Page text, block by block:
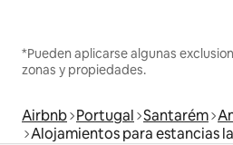
*Pueden aplicarse algunas
zonas y propiedades.
Airbnb Portugal Santarém
Alojamientos para estancias